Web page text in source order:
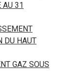
AU 31
DU HAUT
GAZ SOUS